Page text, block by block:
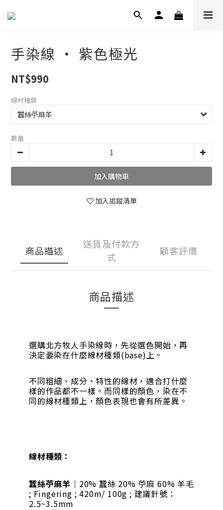
手染線 ‧ 紫色極光
NT$990
線材種類
數量
加入購物車
加入追蹤清單
商品描述
送貨及付款方
式
顧客評價
商品描述
選購北方牧人手染線時，先從選色開始，再
決定要染在什麼線材種類(base)上。
不同粗細、成分、特性的線材，適合打什麼
樣的作品都不一樣。而同樣的顏色，染在不
同的線材種類上，顏色表現也會有所差異。
線材種類：
蠶絲苧麻羊 ｜20% 蠶絲 20% 苧麻 60% 羊毛
; Fingering ; 420m/ 100g ; 建議針號：
2.5~3.5mm